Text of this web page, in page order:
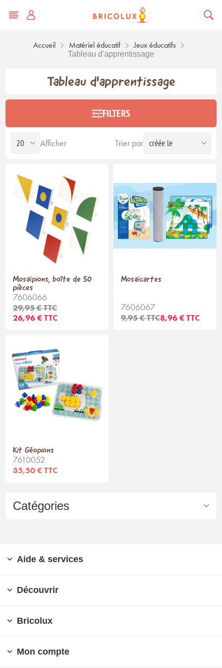
Accueil Matériel éducatif Jeux éducatifs
Tableau d'apprentissage
Catégories
Tableau d'apprentissage
FILTERS
Trier par
Afficher
Mosaïpions, boîte de 50
pièces
7606066
29,95 € TTC
26,96 € TTC
Mosaïcartes
7606067
9,95 € TTC8,96 € TTC
Kit Géopions
7610052
35,50 € TTC
Aide & services
Découvrir
Bricolux
Mon compte